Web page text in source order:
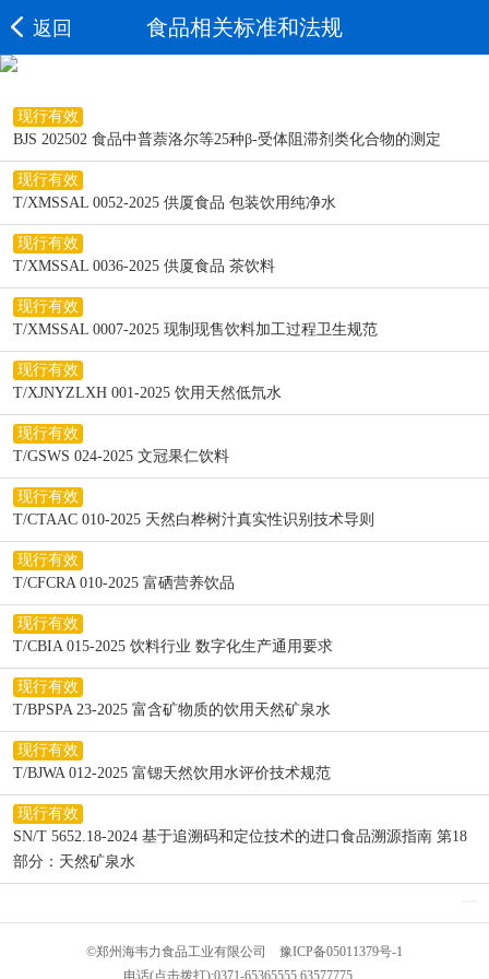
返回 食品相关标准和法规
现行有效
BJS 202502 食品中普萘洛尔等25种β-受体阻滞剂类化合物的测定
现行有效
T/XMSSAL 0052-2025 供厦食品 包装饮用纯净水
现行有效
T/XMSSAL 0036-2025 供厦食品 茶饮料
现行有效
T/XMSSAL 0007-2025 现制现售饮料加工过程卫生规范
现行有效
T/XJNYZLXH 001-2025 饮用天然低氘水
现行有效
T/GSWS 024-2025 文冠果仁饮料
现行有效
T/CTAAC 010-2025 天然白桦树汁真实性识别技术导则
现行有效
T/CFCRA 010-2025 富硒营养饮品
现行有效
T/CBIA 015-2025 饮料行业 数字化生产通用要求
现行有效
T/BPSPA 23-2025 富含矿物质的饮用天然矿泉水
现行有效
T/BJWA 012-2025 富锶天然饮用水评价技术规范
现行有效
SN/T 5652.18-2024 基于追溯码和定位技术的进口食品溯源指南 第18
部分：天然矿泉水
©郑州海韦力食品工业有限公司 豫ICP备05011379号-1
电话(点击拨打):0371-65365555 63577775